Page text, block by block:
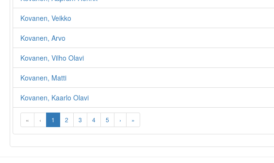
Kovanen, Veikko
Kovanen, Arvo
Kovanen, Vilho Olavi
Kovanen, Matti
Kovanen, Kaarlo Olavi
« ‹ 1 2 3 4 5 › »